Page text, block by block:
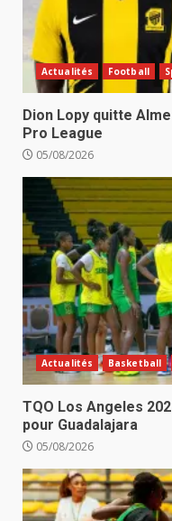
Actualités Football
Dion Lopy quitte
Pro League
05/08/2026
Actualités Basketball
TQO Los Angeles
pour Guadalajara
05/08/2026